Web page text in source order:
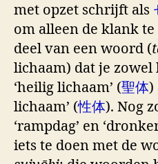
met opzet schrijft als
om alleen de klank
deel van een woord (
lichaam) dat je
‘heilig lichaam’ (聖体)
lichaam’ (性体). Nog
‘rampdag’ en
iets te doen met de